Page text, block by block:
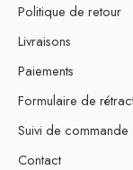
Politique de retour
Livraisons
Paiements
Formulaire de
Suivi de commande
Contact